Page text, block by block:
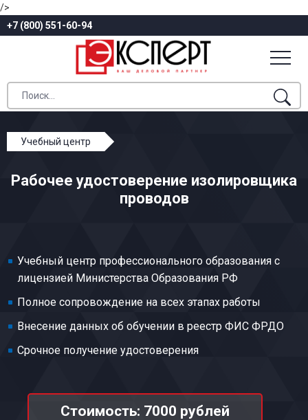
/>
+7 (800) 551-60-94
Учебный центр
Кабельное производство
Изолировщик проводов
Рабочее удостоверение изолировщика
проводов
Учебный центр профессионального образования с
лицензией Министерства Образования РФ
Полное сопровождение на всех этапах работы
Внесение данных об обучении в реестр ФИС ФРДО
Срочное получение удостоверения
Стоимость: 7000 рублей